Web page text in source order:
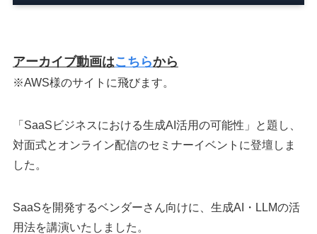
アーカイブ動画はこちらから
※AWS様のサイトに飛びます。
「SaaSビジネスにおける生成AI活用の可能性」と題し、
対面式とオンライン配信のセミナーイベントに登壇しま
した。
SaaSを開発するベンダーさん向けに、生成AI・LLMの活
用法を講演いたしました。